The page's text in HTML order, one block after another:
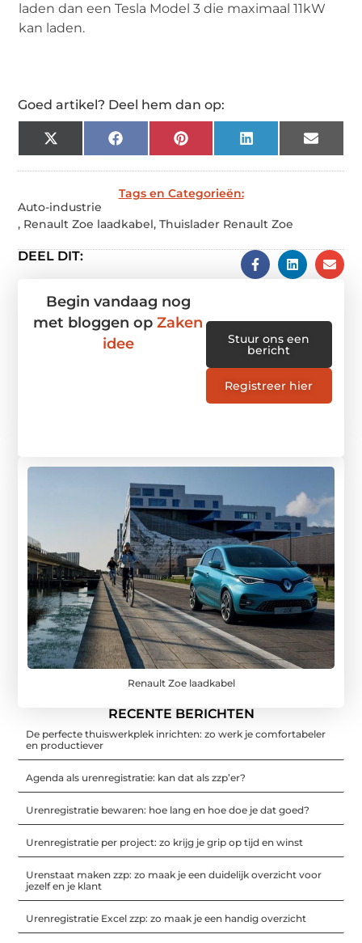
laden dan een Tesla Model 3 die maximaal 11kW
kan laden.
Goed artikel? Deel hem dan op:
X
(Twitter)
FacebookPinterestLinkedIn Email
Tags en Categorieën:
Auto-industrie
, Renault Zoe laadkabel,Thuislader Renault Zoe
DEEL DIT:
Renault Zoe laadkabel
RECENTE BERICHTEN
De perfecte thuiswerkplek inrichten: zo werk je comfortabeler
en productiever
Agenda als urenregistratie: kan dat als zzp’er?
Urenregistratie bewaren: hoe lang en hoe doe je dat goed?
Urenregistratie per project: zo krijg je grip op tijd en winst
Urenstaat maken zzp: zo maak je een duidelijk overzicht voor
jezelf en je klant
Urenregistratie Excel zzp: zo maak je een handig overzicht
Begin vandaag nog
met bloggen opZaken
idee
Stuur ons een
bericht
Registreer hier